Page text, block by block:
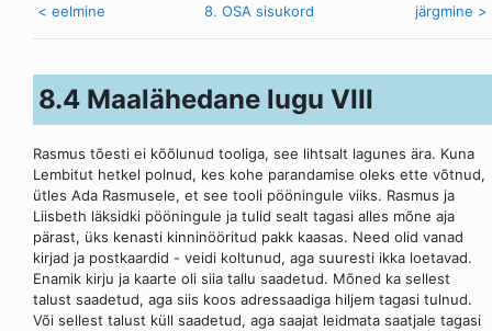
< eelmine 8. OSA sisukord järgmine >
8.4 Maalähedane lugu VIII
Rasmus tõesti ei kõõlunud tooliga, see lihtsalt lagunes ära. Kuna
Lembitut hetkel polnud, kes kohe parandamise oleks ette võtnud,
ütles Ada Rasmusele, et see tooli pööningule viiks. Rasmus ja
Liisbeth läksidki pööningule ja tulid sealt tagasi alles mõne aja
pärast, üks kenasti kinninööritud pakk kaasas. Need olid vanad
kirjad ja postkaardid - veidi koltunud, aga suuresti ikka loetavad.
Enamik kirju ja kaarte oli siia tallu saadetud. Mõned ka sellest
talust saadetud, aga siis koos adressaadiga hiljem tagasi tulnud.
Või sellest talust küll saadetud, aga saajat leidmata saatjale tagasi